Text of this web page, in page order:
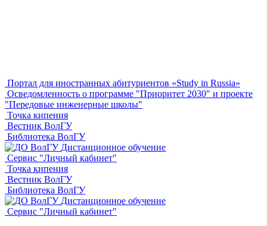
Портал для иностранных абитуриентов «Study in Russia»
Осведомленность о программе "Приоритет 2030" и проекте
"Передовые инженерные школы"
Точка кипения
Вестник ВолГУ
Библиотека ВолГУ
Дистанционное обучение
Сервис "Личный кабинет"
Точка кипения
Вестник ВолГУ
Библиотека ВолГУ
Дистанционное обучение
Сервис "Личный кабинет"